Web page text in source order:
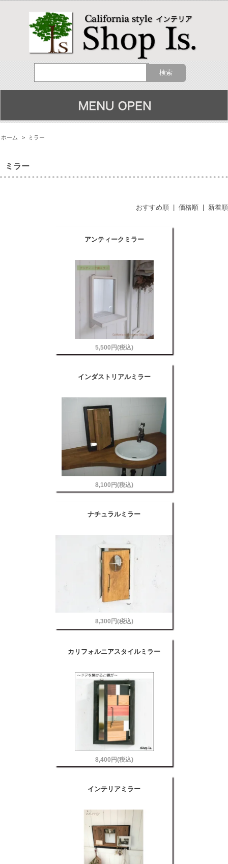
ホーム > ミラー
ミラー
おすすめ順 価格順 新着順
アンティークミラー
5,500円(税込)
インダストリアルミラー
8,100円(税込)
ナチュラルミラー
8,300円(税込)
カリフォルニアスタイルミラー
8,400円(税込)
インテリアミラー